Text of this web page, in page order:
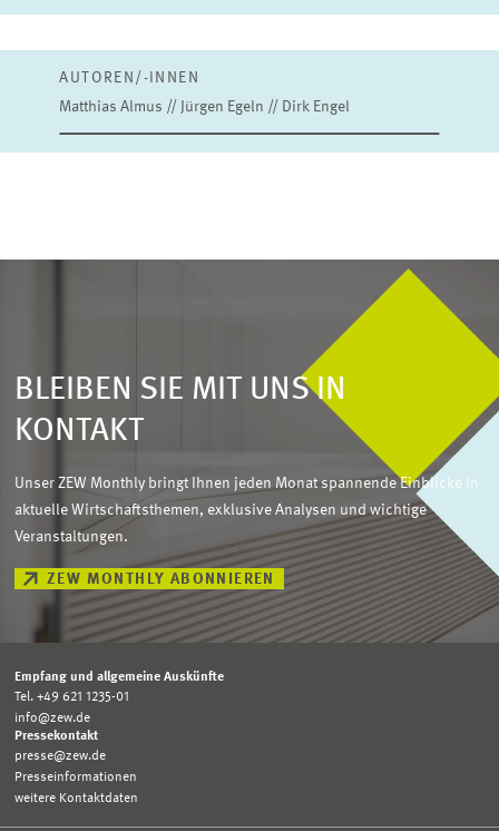
AUTOREN/-INNEN
Matthias Almus // Jürgen Egeln // Dirk Engel
BLEIBEN SIE MIT UNS IN
KONTAKT
Unser ZEW Monthly bringt Ihnen jeden Monat spannende Einblicke in
aktuelle Wirtschaftsthemen, exklusive Analysen und wichtige
Veranstaltungen.
ZEW MONTHLY ABONNIEREN
Empfang und allgemeine Auskünfte
Tel. +49 621 1235-01
info@zew.de
Pressekontakt
presse@zew.de
Presseinformationen
weitere Kontaktdaten